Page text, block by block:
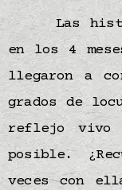
Las
en los 4
llegaron a
grados de
reflejo vivo
posible.
veces con